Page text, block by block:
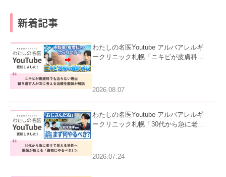
新着記事
わたしの名医Youtube アルバアレルギ
ークリニック札幌「ニキビが皮膚科で
ました。
2026.08.07
わたしの名医Youtube アルバアレルギ
ークリニック札幌「30代から急に老け
た。
2026.07.24